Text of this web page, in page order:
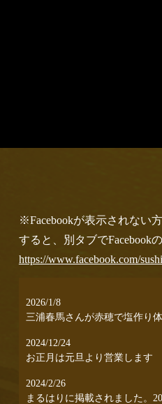
※Facebookが表示されない
すると、別タブでFacebook
https://www.facebook.com/
2026/1/8
三浦春馬さんが赤穂で塩作り
2024/12/24
お正月は元旦より営業します
2024/2/26
まるはりに掲載されました。